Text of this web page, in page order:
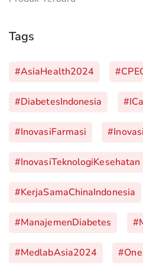
Tags
#AsiaHealth2024
#DiabetesIndonesia
#InovasiFarmasi
#InovasiTeknologiKesehatan
#KerjaSamaChinaIndonesia
#ManajemenDiabetes
#MedlabAsia2024